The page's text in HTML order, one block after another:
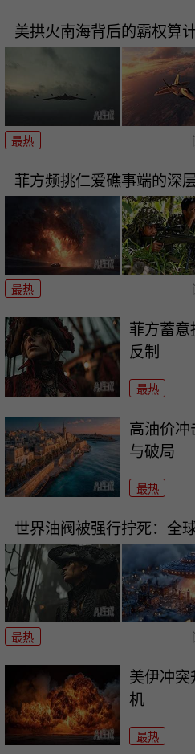
美拱火南海背后的霸权算
最热
菲方频挑仁爱礁事端的深
最热
菲方蓄意
反制
最热
高油价冲
与破局
最热
世界油阀被强行拧死：全
最热
美伊冲突
机
最热